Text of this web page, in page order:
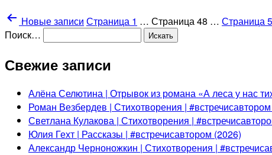
Новыезаписи Страница 1 … Страница 48 … Страница
Поиск…
Свежие записи
Алёна Селютина | Отрывок из романа «А леса у нас
Роман Везбердев | Стихотворения |
Светлана Кулакова | Стихотворения |
Юлия Гехт | Рассказы | #встречисавтором (2026)
Александр Черноножкин | Стихотворения |